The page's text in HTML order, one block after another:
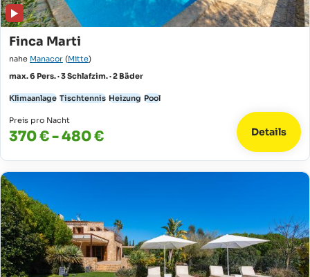
Finca Marti
nahe Manacor (Mitte)
max. 6 Pers. · 3 Schlafzim. · 2 Bäder
Klimaanlage Tischtennis Heizung Pool
Preis pro Nacht
370 € - 480 € Details